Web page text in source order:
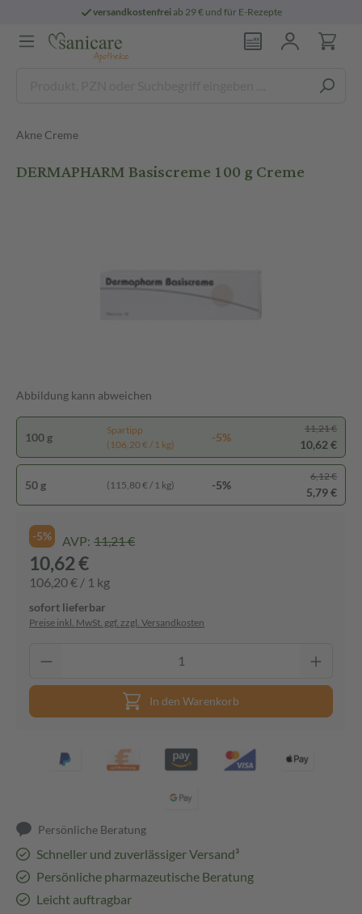
versandkostenfreiab 29 € und für E-Rezepte
Akne Creme
DERMAPHARM Basiscreme 100 g Creme
Abbildung kann abweichen
100 g
Spartipp
(106,20 € / 1 kg)
-5%
11,21 €
10,62 €
50 g (115,80 € / 1 kg) -5%
6,12 €
5,79 €
-5% AVP: 11,21 €
10,62 €
106,20 € / 1 kg
sofort lieferbar
Preise inkl. MwSt. ggf. zzgl. Versandkosten
In den Warenkorb
Persönliche Beratung
Schneller und zuverlässiger Versand³
Persönliche pharmazeutische Beratung
Leicht auftragbar